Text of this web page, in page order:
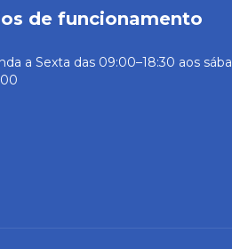
de funcionamento
a Sexta das 09:00–18:30 aos